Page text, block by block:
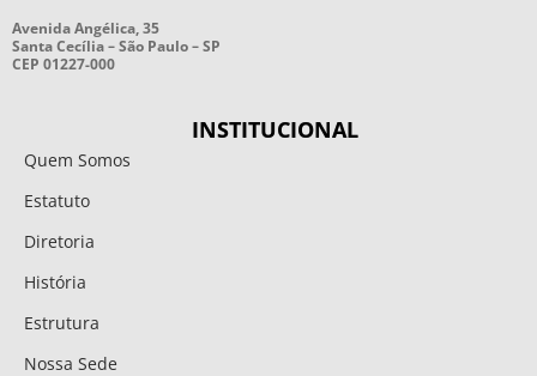
Avenida Angélica, 35
Santa Cecília – São Paulo – SP
CEP 01227-000
INSTITUCIONAL
Quem Somos
Estatuto
Diretoria
História
Estrutura
Nossa Sede